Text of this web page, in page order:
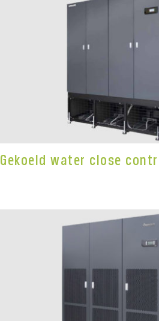
Gekoeld water close